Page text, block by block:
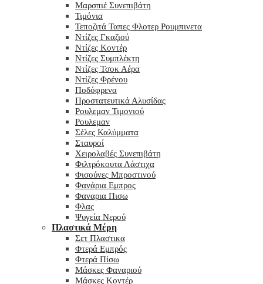
Μαρσπιέ Συνεπιβάτη
Τιμόνια
Τεποζιτά Ταπες Φλοτερ Ρουμπινετα
Ντίζες Γκαζιού
Ντίζες Κοντέρ
Ντίζες Συμπλέκτη
Ντίζες Τσοκ Αέρα
Ντίζες Φρένου
Ποδόφρενα
Προστατευτικά Αλυσίδας
Ρουλεμαν Τιμονιού
Ρουλεμαν
Σέλες Καλύμματα
Σταυροί
Χειρολαβές Συνεπιβάτη
Φιλτρόκουτα Λάστιχα
Φισούνες Μπροστινού
Φανάρια Εμπρος
Φαναρια Πισω
Φλας
Ψυγεία Νερού
Πλαστικά Μέρη
Σετ Πλαστικα
Φτερά Εμπρός
Φτερά Πίσω
Μάσκες Φαναριού
Μάσκες Κοντέρ